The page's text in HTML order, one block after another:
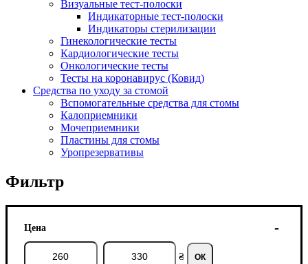
Визуальные тест-полоски
Индикаторные тест-полоски
Индикаторы стерилизации
Гинекологические тесты
Кардиологические тесты
Онкологические тесты
Тесты на коронавирус (Ковид)
Средства по уходу за стомой
Вспомогательные средства для стомы
Калоприемники
Мочеприемники
Пластины для стомы
Уропрезервативы
Фильтр
Цена
₴ ОК